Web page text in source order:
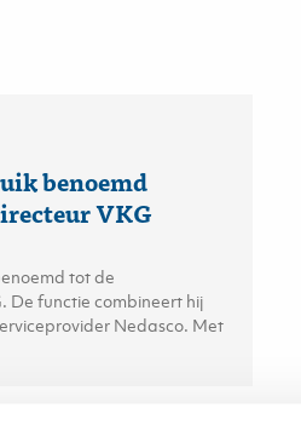
benoemd
VKG
tot de
De functie combineert hij
Nedasco. Met